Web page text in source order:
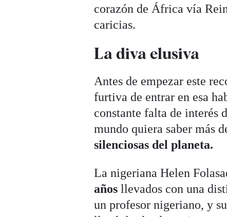
corazón de África vía
caricias.
La diva elusiva
Antes de empezar este
furtiva de entrar en esa
constante falta de interés
mundo quiera saber más
silenciosas del planeta.
La nigeriana Helen
años llevados con una
un profesor nigeriano, y